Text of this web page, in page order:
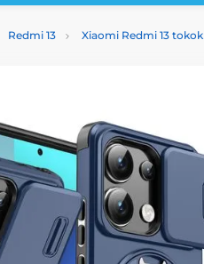
Redmi 13 Xiaomi Redmi 13 tokok